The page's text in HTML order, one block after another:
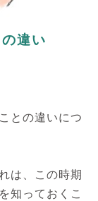
違い
との違いにつ
は、この時期
知っておくこ